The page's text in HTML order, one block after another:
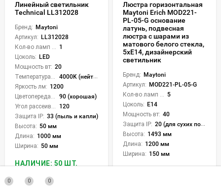
Линейный светильник
Technical LL312028
Бренд: Maytoni
Артикул: LL312028
Кол-во ламп или LED: 1
Цоколь: LED
Мощность вт: 20
Температура света:
4000K (нейтральный)
Яркость лм: 1200
Цветопередача (CRI):
90 (хорошая)
Угол рассеивания света °:
120
Защита IP: 33 (пыль и капли)
Высота: 50 мм
Длина: 1000 мм
Ширина: 50 мм
НАЛИЧИЕ: 50 ШТ.
211 бонус(ов)
Люстра горизонтальная
Maytoni Erich MOD221-
PL-05-G основание
латунь, подвесная
люстра с шарами из
матового белого стекла,
5xE14, дизайнерский
светильник
Бренд: Maytoni
Артикул: MOD221-PL-05-G
Кол-во ламп или LED: 5
Цоколь: E14
Мощность вт: 40
Защита IP: 20 (для сухих пом.)
Высота: 1493 мм
Длина: 1200 мм
Ширина: 150 мм
0 0 0